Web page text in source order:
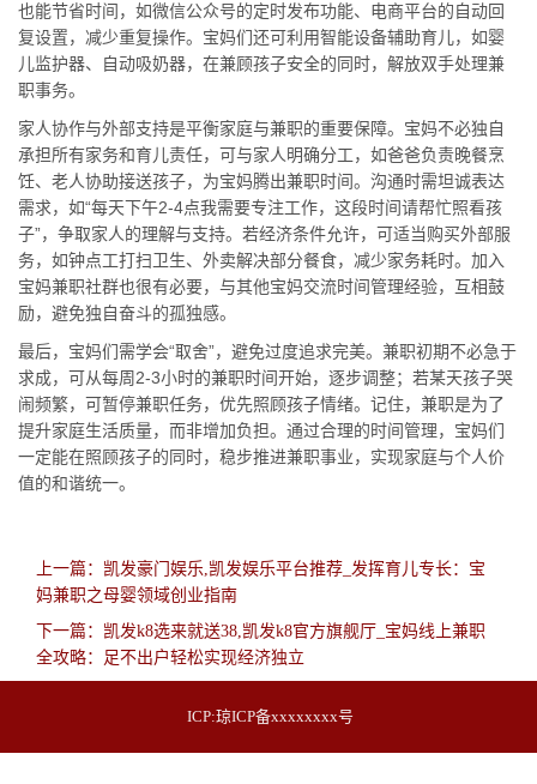
也能节省时间，如微信公众号的定时发布功能、电商平台的自动回
复设置，减少重复操作。宝妈们还可利用智能设备辅助育儿，如婴
儿监护器、自动吸奶器，在兼顾孩子安全的同时，解放双手处理兼
职事务。
家人协作与外部支持是平衡家庭与兼职的重要保障。宝妈不必独自
承担所有家务和育儿责任，可与家人明确分工，如爸爸负责晚餐烹
饪、老人协助接送孩子，为宝妈腾出兼职时间。沟通时需坦诚表达
需求，如“每天下午2-4点我需要专注工作，这段时间请帮忙照看孩
子”，争取家人的理解与支持。若经济条件允许，可适当购买外部服
务，如钟点工打扫卫生、外卖解决部分餐食，减少家务耗时。加入
宝妈兼职社群也很有必要，与其他宝妈交流时间管理经验，互相鼓
励，避免独自奋斗的孤独感。
最后，宝妈们需学会“取舍”，避免过度追求完美。兼职初期不必急于
求成，可从每周2-3小时的兼职时间开始，逐步调整；若某天孩子哭
闹频繁，可暂停兼职任务，优先照顾孩子情绪。记住，兼职是为了
提升家庭生活质量，而非增加负担。通过合理的时间管理，宝妈们
一定能在照顾孩子的同时，稳步推进兼职事业，实现家庭与个人价
值的和谐统一。
上一篇：凯发豪门娱乐,凯发娱乐平台推荐_发挥育儿专长：宝
妈兼职之母婴领域创业指南
下一篇：凯发k8选来就送38,凯发k8官方旗舰厅_宝妈线上兼职
全攻略：足不出户轻松实现经济独立
ICP:琼ICP备xxxxxxxx号